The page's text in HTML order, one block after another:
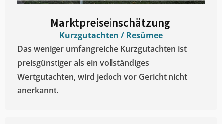
Marktpreiseinschätzung ​
Kurzgutachten / Resümee
Das weniger umfangreiche Kurzgutachten ist
preisgünstiger als ein vollständiges
Wertgutachten, wird jedoch vor Gericht nicht
anerkannt.